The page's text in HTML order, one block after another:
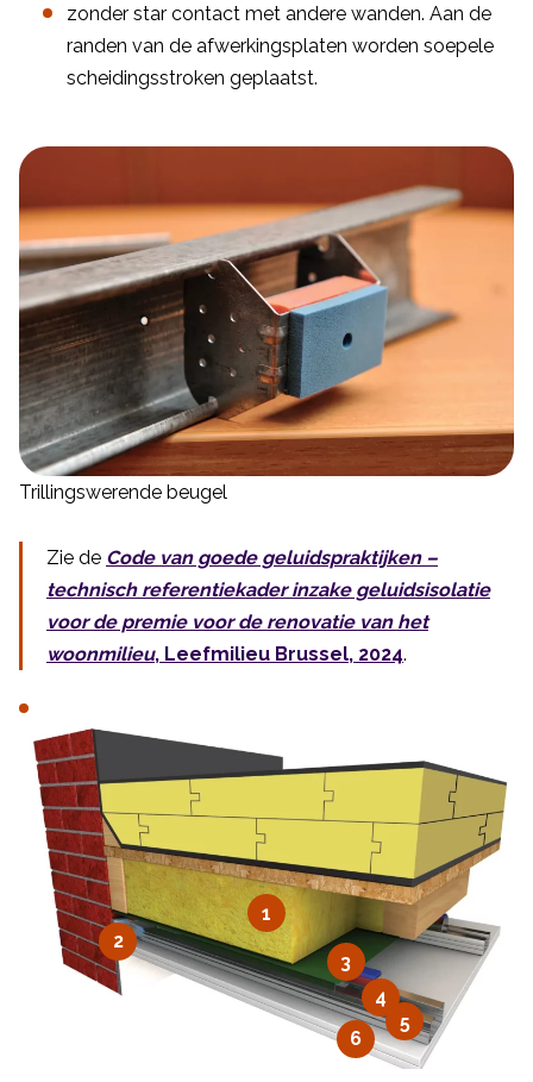
zonder star contact met andere wanden. Aan de
randen van de afwerkingsplaten worden soepele
scheidingsstroken geplaatst.
Trillingswerende beugel
Zie de Code van goede geluidspraktijken –
technisch referentiekader inzake geluidsisolatie
voor de premie voor de renovatie van het
woonmilieu, Leefmilieu Brussel, 2024.
1
2
3
4
5
6